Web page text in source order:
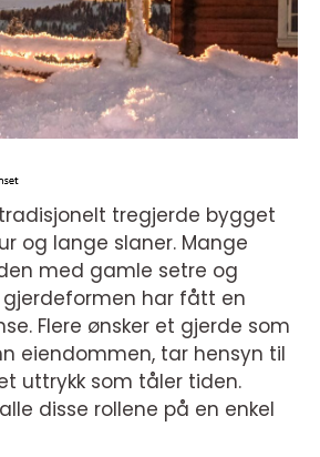
tregjerde bygget
og lange slaner. Mange
med gamle setre og
har fått en
Flere ønsker et gjerde som
eiendommen, tar hensyn til
uttrykk som tåler tiden.
disse rollene på en enkel